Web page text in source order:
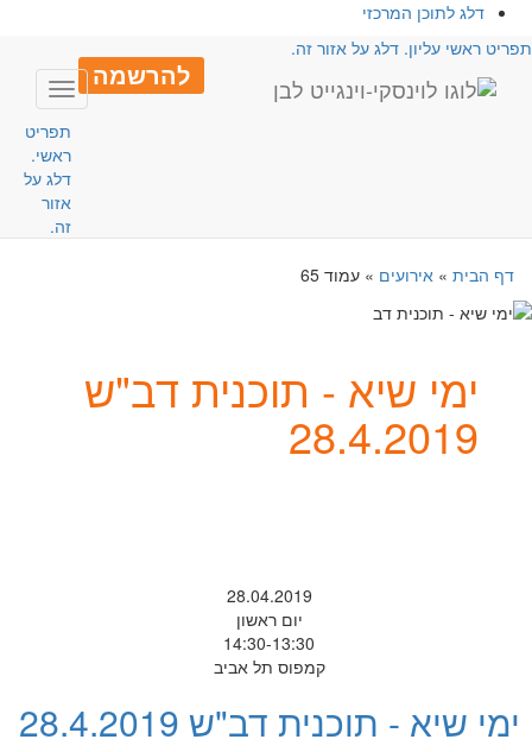
דלג לתוכן המרכזי
ראשי עליון. דלג על אזור זה.
להרשמה
Toggle
תפריט
ראשי.
דלג על
אזור
זה.
דף הבית» אירועים» עמוד 65
ימי שיא - תוכנית דב"ש
28.4.2019
28.04.2019
יום ראשון
14:30-13:30
קמפוס תל אביב
ימי שיא - תוכנית דב"ש 28.4.2019